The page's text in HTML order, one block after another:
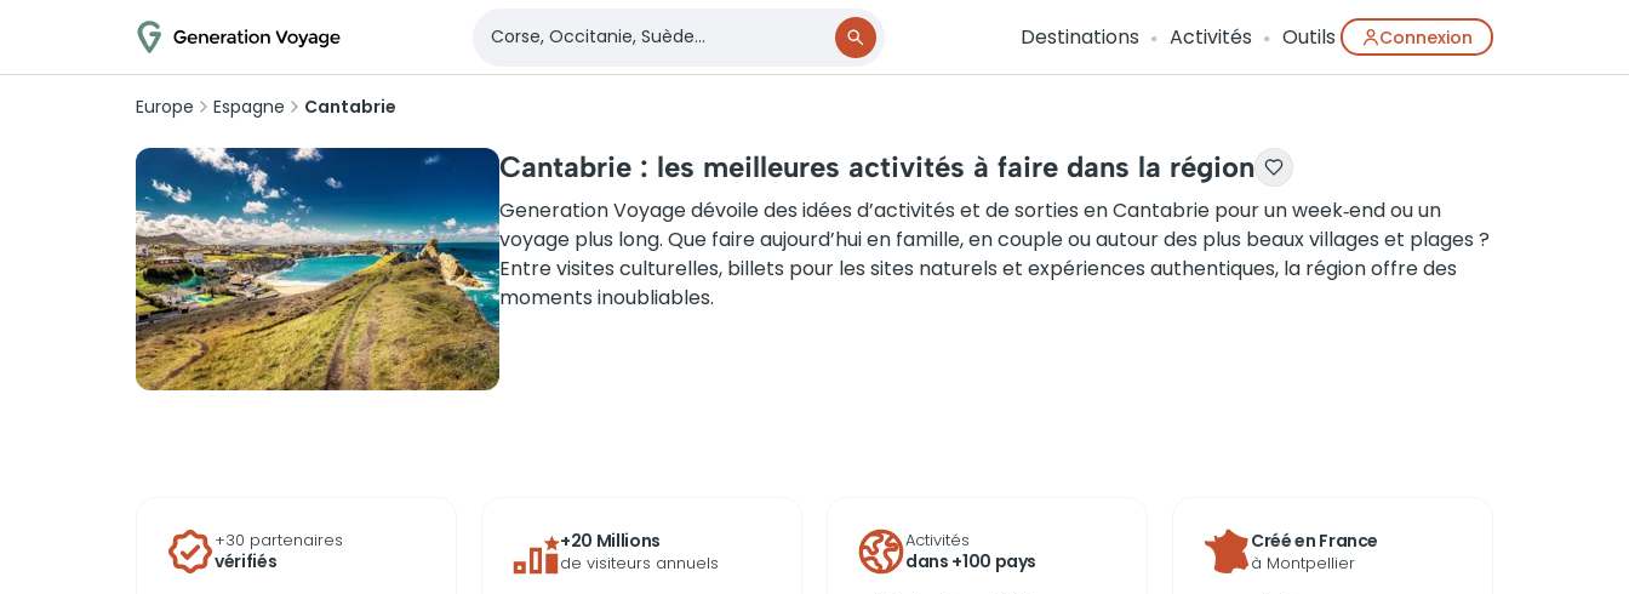
Destinations Activités Outils Connexion
Europe Espagne Cantabrie
Cantabrie : les meilleures activités à faire dans la région
Generation Voyage dévoile des idées d’activités et de sorties en Cantabrie pour un week‑end ou un
voyage plus long. Que faire aujourd’hui en famille, en couple ou autour des plus beaux villages et plages ?
Entre visites culturelles, billets pour les sites naturels et expériences authentiques, la région offre des
moments inoubliables.
+30 partenaires
vérifiés
+20 Millions
de visiteurs annuels
Activités
dans +100 pays
Créé en France
à Montpellier